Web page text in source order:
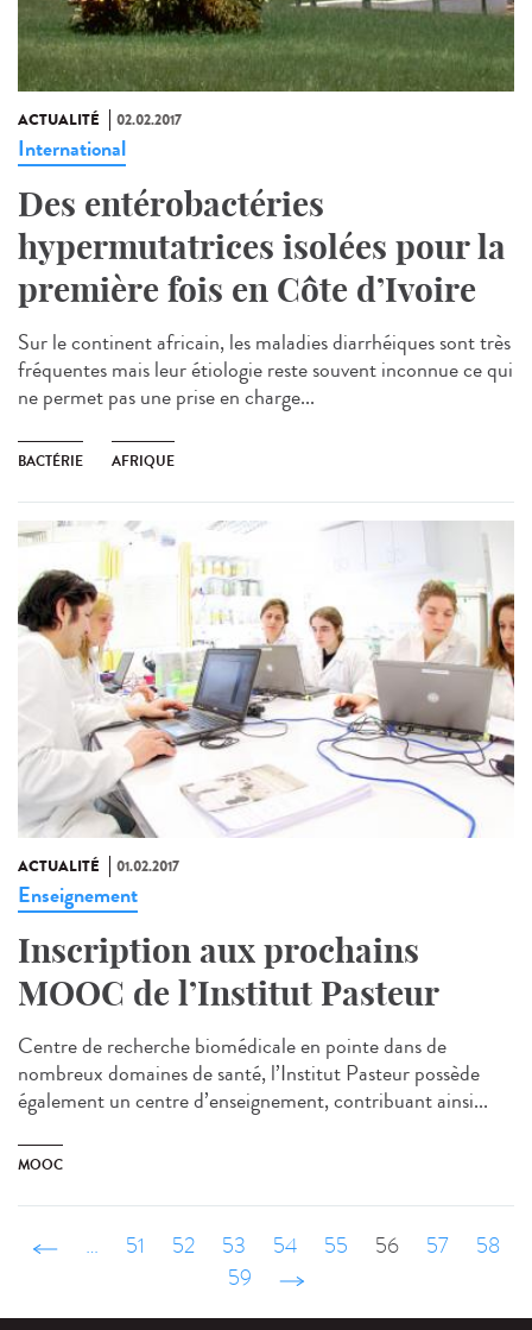
ACTUALITÉ 02.02.2017
International
Des entérobactéries
hypermutatrices isolées pour la
première fois en Côte d’Ivoire
Sur le continent africain, les maladies diarrhéiques sont très
fréquentes mais leur étiologie reste souvent inconnue ce qui
ne permet pas une prise en charge...
BACTÉRIE AFRIQUE
ACTUALITÉ 01.02.2017
Enseignement
Inscription aux prochains
MOOC de l’Institut Pasteur
Centre de recherche biomédicale en pointe dans de
nombreux domaines de santé, l’Institut Pasteur possède
également un centre d’enseignement, contribuant ainsi...
MOOC
‹ précédent
… 51 52 53 54 55 56 57
58
59
suivant ›